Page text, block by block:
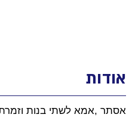
אודות
אסתר ,אמא לשתי בנות וזמרת,